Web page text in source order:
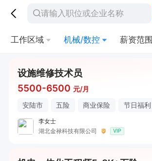
工作区域 机械/数控 薪资范围
设施维修技术员
5500-6500 元/月
安陆市 五险 商业保险 节日福利
李女士
湖北金禄科技有限公司
VIP